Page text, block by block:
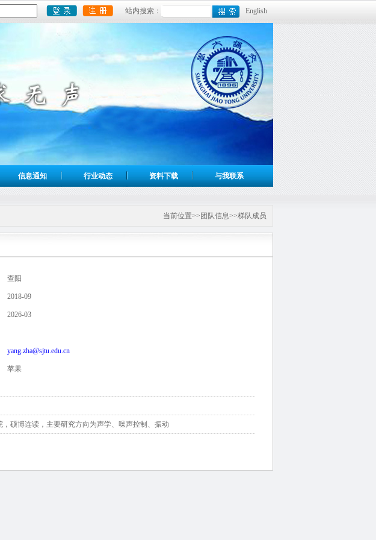
站内搜索： English
信息通知 行业动态 资料下载 与我联系
当前位置>>团队信息>>梯队成员
查阳
2018-09
2026-03
yang.zha@sjtu.edu.cn
苹果
硕博连读，主要研究方向为声学、噪声控制、振动